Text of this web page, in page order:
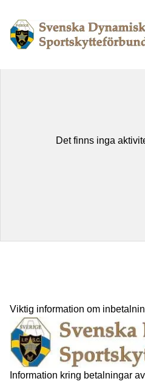
Det finns inga
Viktig information om
Information kring betalningar